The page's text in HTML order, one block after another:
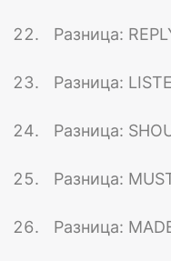
Разница:
Разница:
Разница:
Разница:
Разница: